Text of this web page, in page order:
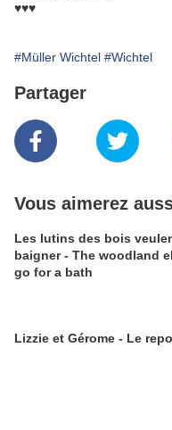
♥♥♥
#Müller Wichtel #Wichtel
Partager
Vous aimerez
Les lutins des bois
baigner - The woodland
go for a bath
Lizzie et Gérome - Le